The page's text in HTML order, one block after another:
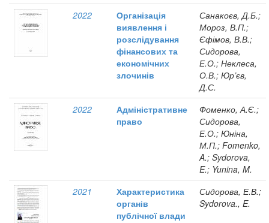
2022
Організація
виявлення і
розслідування
фінансових та
економічних
злочинів
Санакоєв, Д.Б.;
Мороз, В.П.;
Єфімов, В.В.;
Сидорова,
Е.О.; Неклеса,
О.В.; Юр’єв,
Д.С.
2022
Адміністративне
право
Фоменко, А.Є.;
Сидорова,
Е.О.; Юніна,
М.П.; Fomenko,
A.; Sydorova,
E.; Yunina, M.
2021
Характеристика
органів
публічної влади
Сидорова, Е.В.;
Sydorova., E.